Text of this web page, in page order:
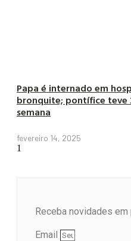
Papa é internado em
bronquite; pontífice teve
semana
fevereiro 14, 2025
Receba novidades em
Email